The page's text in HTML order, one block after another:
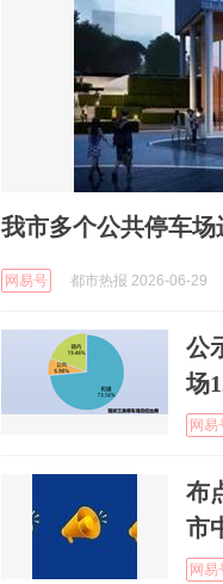
我市多个公共停车
网易号 都市热报 2026-06-29
公
场
网易
布
市
网易